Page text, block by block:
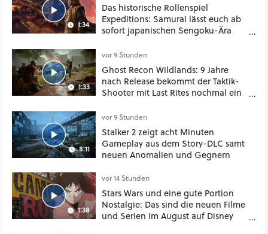
1:34
Das historische Rollenspiel
Expeditions: Samurai lässt euch ab
sofort japanischen Sengoku-Ära
oder Diplomatie
1:33
vor 9 Stunden
Ghost Recon Wildlands: 9 Jahre
nach Release bekommt der Taktik-
Shooter mit Last Rites nochmal ein
8:11
vor 9 Stunden
Stalker 2 zeigt acht Minuten
Gameplay aus dem Story-DLC samt
neuen Anomalien und Gegnern
1:38
vor 14 Stunden
Stars Wars und eine gute Portion
Nostalgie: Das sind die neuen Filme
und Serien im August auf Disney